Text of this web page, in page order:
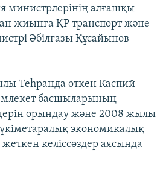
министрлерінің алғашқы
жиынға ҚР транспорт және
Әбілғазы Құсайынов
Теһранда өткен Каспий
басшыларының
орындау және 2008 жылы
экономикалық
келіссөздер аясында